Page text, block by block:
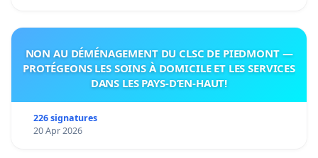
NON AU DÉMÉNAGEMENT DU CLSC DE PIEDMONT —
PROTÉGEONS LES SOINS À DOMICILE ET LES SERVICES
DANS LES PAYS-D’EN-HAUT!
226 signatures
20 Apr 2026